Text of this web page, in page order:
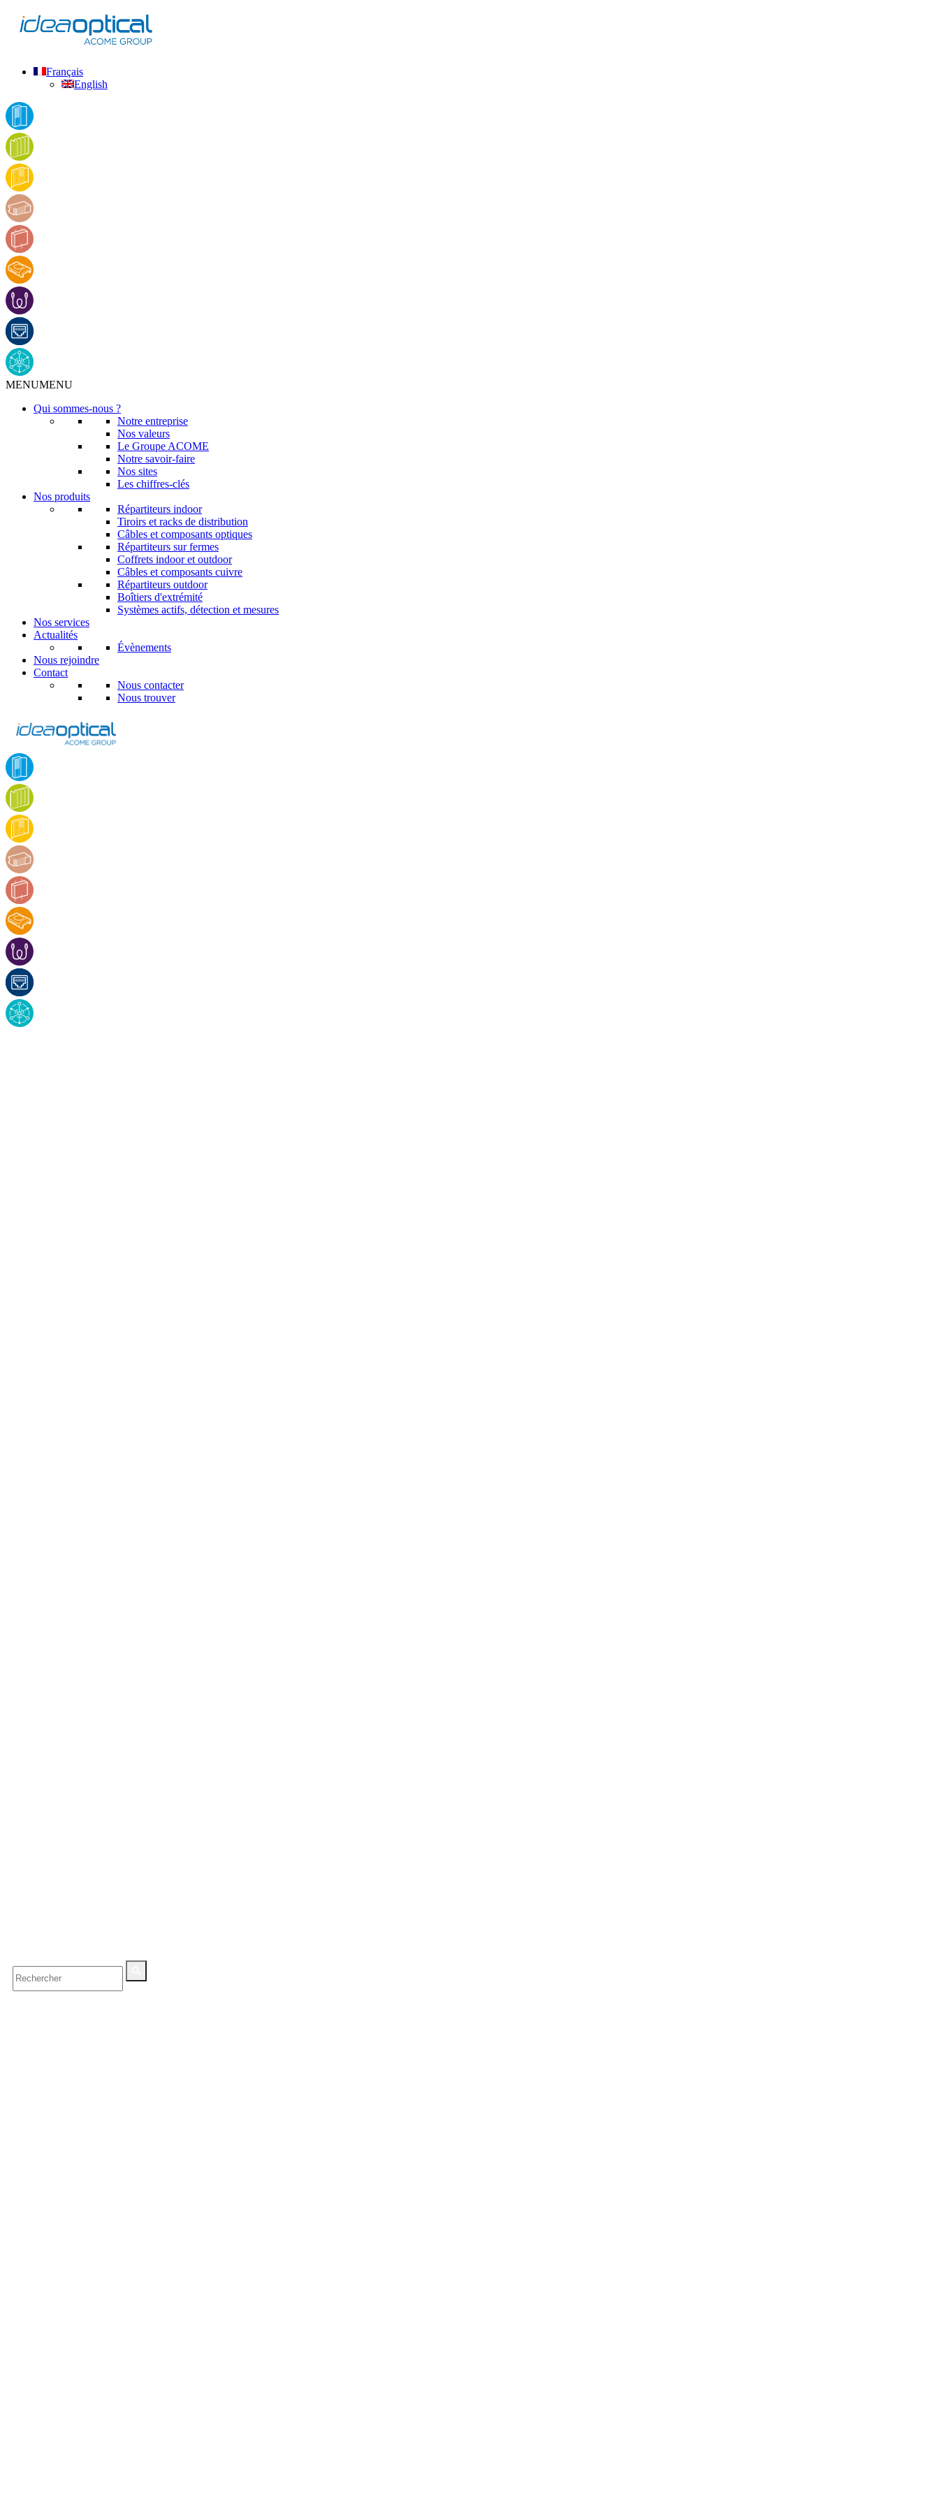
Français
English
MENUMENU
Qui sommes-nous ?
Notre entreprise
Nos valeurs
Le Groupe ACOME
Notre savoir-faire
Nos sites
Les chiffres-clés
Nos produits
Répartiteurs indoor
Tiroirs et racks de distribution
Câbles et composants optiques
Répartiteurs sur fermes
Coffrets indoor et outdoor
Câbles et composants cuivre
Répartiteurs outdoor
Boîtiers d'extrémité
Systèmes actifs, détection et mesures
Nos services
Actualités
Évènements
Nous rejoindre
Contact
Nous contacter
Nous trouver